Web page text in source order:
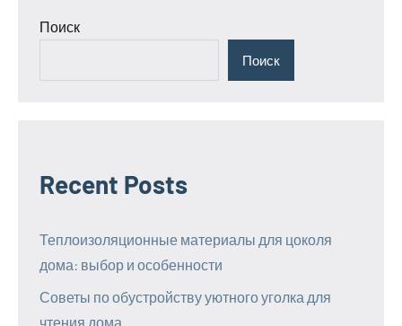
Поиск
Поиск
Recent Posts
Теплоизоляционные материалы для цоколя
дома: выбор и особенности
Советы по обустройству уютного уголка для
чтения дома